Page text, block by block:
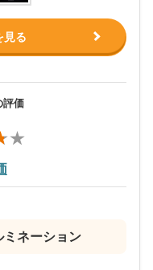
見る
評価
ミネーション